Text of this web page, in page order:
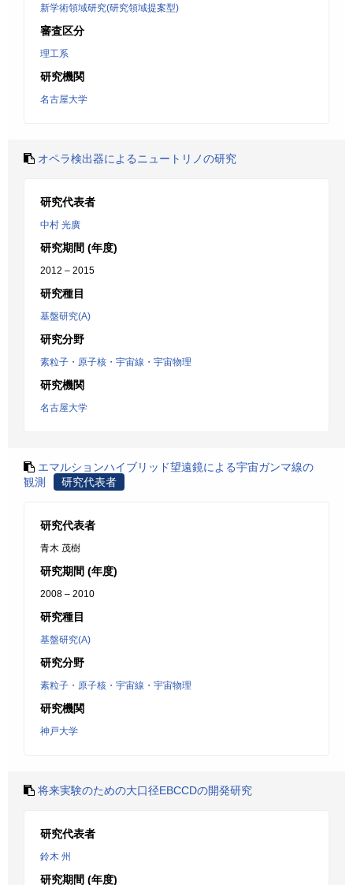
新学術領域研究(研究領域提案型)
審査区分
理工系
研究機関
名古屋大学
オペラ検出器によるニュートリノの研究
研究代表者
中村 光廣
研究期間 (年度)
2012 – 2015
研究種目
基盤研究(A)
研究分野
素粒子・原子核・宇宙線・宇宙物理
研究機関
名古屋大学
エマルションハイブリッド望遠鏡による宇宙ガンマ線の
観測
研究代表者
研究代表者
青木 茂樹
研究期間 (年度)
2008 – 2010
研究種目
基盤研究(A)
研究分野
素粒子・原子核・宇宙線・宇宙物理
研究機関
神戸大学
将来実験のための大口径EBCCDの開発研究
研究代表者
鈴木 州
研究期間 (年度)